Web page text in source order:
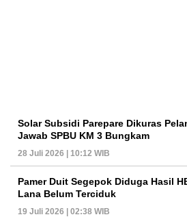
Solar Subsidi Parepare Dikuras
Jawab SPBU KM 3 Bungkam
28 Juli 2026 | 10:12 WIB
Pamer Duit Segepok Diduga Hasil
Lana Belum Terciduk
19 Juli 2026 | 02:38 WIB